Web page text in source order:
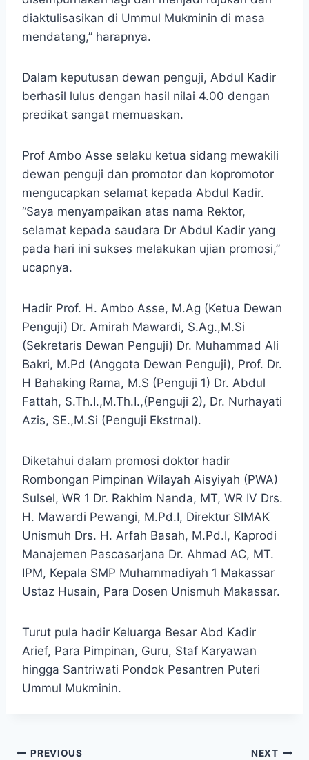
diaktulisasikan di Ummul Mukminin di masa
mendatang,” harapnya.
Dalam keputusan dewan penguji, Abdul Kadir
berhasil lulus dengan hasil nilai 4.00 dengan
predikat sangat memuaskan.
Prof Ambo Asse selaku ketua sidang mewakili
dewan penguji dan promotor dan kopromotor
mengucapkan selamat kepada Abdul Kadir.
“Saya menyampaikan atas nama Rektor,
selamat kepada saudara Dr Abdul Kadir yang
pada hari ini sukses melakukan ujian promosi,”
ucapnya.
Hadir Prof. H. Ambo Asse, M.Ag (Ketua Dewan
Penguji) Dr. Amirah Mawardi, S.Ag.,M.Si
(Sekretaris Dewan Penguji) Dr. Muhammad Ali
Bakri, M.Pd (Anggota Dewan Penguji), Prof. Dr.
H Bahaking Rama, M.S (Penguji 1) Dr. Abdul
Fattah, S.Th.I.,M.Th.I.,(Penguji 2), Dr. Nurhayati
Azis, SE.,M.Si (Penguji Ekstrnal).
Diketahui dalam promosi doktor hadir
Rombongan Pimpinan Wilayah Aisyiyah (PWA)
Sulsel, WR 1 Dr. Rakhim Nanda, MT, WR IV Drs.
H. Mawardi Pewangi, M.Pd.I, Direktur SIMAK
Unismuh Drs. H. Arfah Basah, M.Pd.I, Kaprodi
Manajemen Pascasarjana Dr. Ahmad AC, MT.
IPM, Kepala SMP Muhammadiyah 1 Makassar
Ustaz Husain, Para Dosen Unismuh Makassar.
Turut pula hadir Keluarga Besar Abd Kadir
Arief, Para Pimpinan, Guru, Staf Karyawan
hingga Santriwati Pondok Pesantren Puteri
Ummul Mukminin.
PREVIOUS NEXT